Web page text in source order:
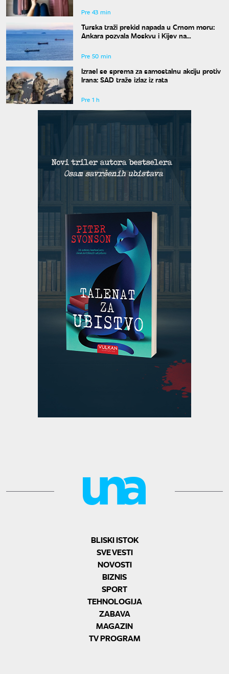
Pre 43 min
Turska traži prekid napada u Crnom moru:
Ankara pozvala Moskvu i Kijev na
Pre 50 min
Izrael se sprema za samostalnu akciju protiv
Irana: SAD traže izlaz iz rata
Pre 1 h
BLISKI ISTOK
SVE VESTI
NOVOSTI
BIZNIS
SPORT
TEHNOLOGIJA
ZABAVA
MAGAZIN
TV PROGRAM